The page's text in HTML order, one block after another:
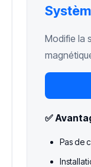
Modifie la
✅
Pas de